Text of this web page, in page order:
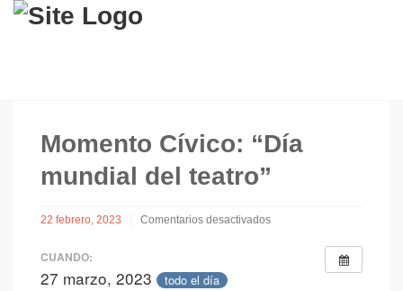
Momento Cívico: “Día
mundial del teatro”
22 febrero, 2023
Comentarios desactivados
“Día
CUANDO:
27 marzo, 2023 todo el día